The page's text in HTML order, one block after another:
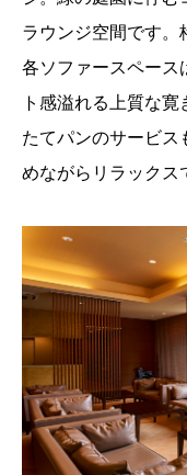
ラウンジ空間です。
各ソファースペース
ト感溢れる上質な
たてパンのサービス
めながらリラックス